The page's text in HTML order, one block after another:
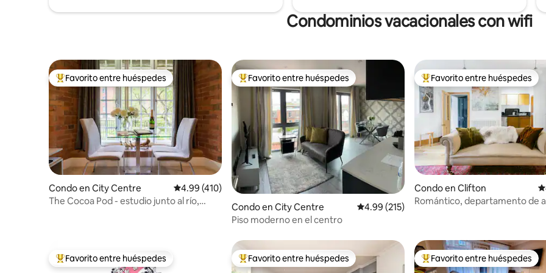
Condominios vacacionales con wifi
Favorito entre huéspedes preferido
Favorito entre huéspedes
Condo en City Centre Calificación promedio: 4.99 de 5, 410 reseñas
4.99 (410)
The Cocoa Pod - estudio junto al río,
Favorito entre huéspedes preferido
Favorito entre huéspedes
Condo en City Centre Calificación promedio: 4.99 de 5, 215 reseñas
4.99 (215)
Piso moderno en el centro
Favorito entre huéspedes
Favorito entre huéspedes
Condo en Clifton
Romántico, departamento de
Favorito entre huéspedes preferido
Favorito entre huéspedes Favorito entre huéspedes preferido
Favorito entre huéspedes Favorito entre huéspedes
Favorito entre huéspedes